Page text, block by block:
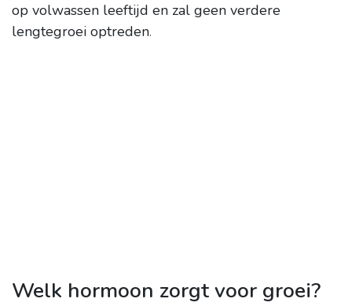
op volwassen leeftijd en zal geen verdere
lengtegroei optreden.
Welk hormoon zorgt voor groei?